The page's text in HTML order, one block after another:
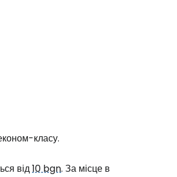
класу.
від10 bgn. За місце в